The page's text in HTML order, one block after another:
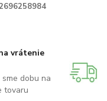
vrátenie
sme dobu na
tovaru